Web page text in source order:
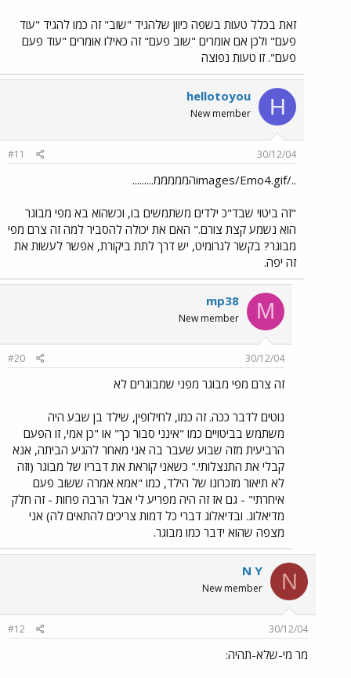
זאת בכלל טעות בשפה כיוון שלהגיד "שוב" זה כמו להגיד "עוד
פעם" ולכן אם אומרים "שוב פעם" זה כאילו אומרים "עוד פעם
פעם". זו טעות נפוצה
H
hellotoyou
New member
30/12/04
#11
../images/Emo4.gifהמממממ.........
"זה ביטוי שבד"כ ילדים משתמשים בו, וכשהוא בא מפי מבוגר
הוא נשמע קצת צורם." האם את יכולה להסביר למה זה צרם מפי
מבוגר? בקשר לגרומיט, יש דרך לתת ביקורת, אפשר לעשות את
זה יפה.
M
mp38
New member
30/12/04
#20
זה צרם מפי מבוגר מפני שמבוגרים לא
נוטים לדבר ככה. זה כמו, לחילופין, שילד בן שבע היה
משתמש בביטויים כמו "אינני סבור כך" או "כן אמי, זו הפעם
הרביעית מזה שבוע שעבר בה אני מאחר להגיע הביתה, אנא
קבלי את התנצלותי." כשאני קוראת את דבריו של מבוגר (וזה
לא תיאור מזכרונו של הילד, כמו "אמא אמרה ששוב פעם
איחרתי" - גם אז זה היה מפריע לי אבל הרבה פחות - זה חלק
מדיאלוג. ובדיאלוג דברי כל דמות צריכים להתאים לה) אני
מצפה שהוא ידבר כמו מבוגר.
N
N Y
New member
30/12/04
#12
מר מי-שלא-תהיה: